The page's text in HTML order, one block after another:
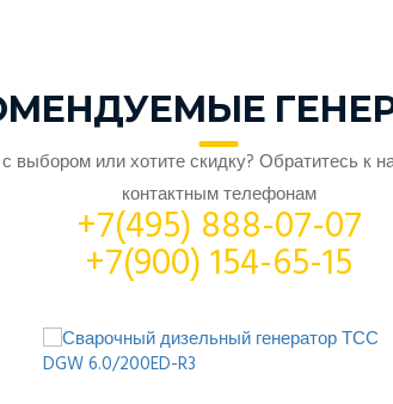
выбором или хотите скидку? Обратитесь к
контактным телефонам
+7(495) 888-07-07
+7(900) 154-65-15